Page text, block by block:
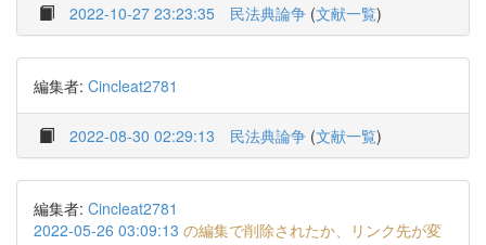
2022-10-27 23:23:35 民法典論争 (文献一覧)
編集者: Cincleat2781
2022-08-30 02:29:13 民法典論争 (文献一覧)
編集者: Cincleat2781
2022-05-26 03:09:13 の編集で削除されたか、リンク先が変